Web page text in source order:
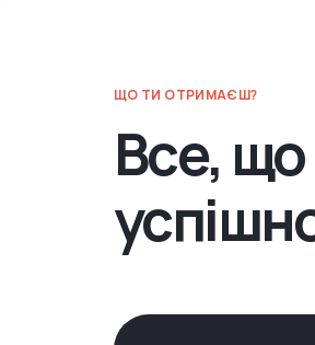
ЩО ТИ ОТРИМАЄШ?
Все, що